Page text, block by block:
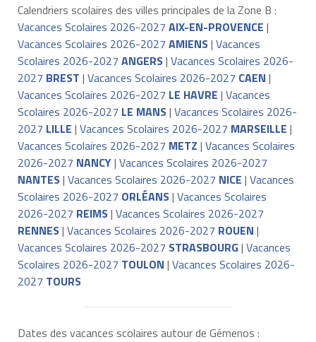
Calendriers scolaires des villes principales de la Zone B :
Vacances Scolaires 2026-2027 AIX-EN-PROVENCE |
Vacances Scolaires 2026-2027 AMIENS| Vacances
Scolaires 2026-2027 ANGERS| Vacances Scolaires 2026-
2027 BREST | Vacances Scolaires 2026-2027 CAEN |
Vacances Scolaires 2026-2027 LE HAVRE | Vacances
Scolaires 2026-2027 LE MANS| Vacances Scolaires 2026-
2027 LILLE | Vacances Scolaires 2026-2027 MARSEILLE |
Vacances Scolaires 2026-2027 METZ | Vacances Scolaires
2026-2027 NANCY| Vacances Scolaires 2026-2027
NANTES| Vacances Scolaires 2026-2027 NICE | Vacances
Scolaires 2026-2027 ORLÉANS| Vacances Scolaires
2026-2027 REIMS| Vacances Scolaires 2026-2027
RENNES| Vacances Scolaires 2026-2027 ROUEN |
Vacances Scolaires 2026-2027 STRASBOURG| Vacances
Scolaires 2026-2027 TOULON | Vacances Scolaires 2026-
2027 TOURS
Dates des vacances scolaires autour de Gémenos :